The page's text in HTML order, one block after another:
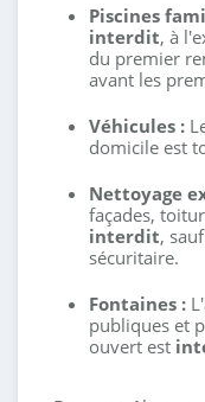
Piscines
interdit, à
du premier
avant les
Véhicules :
domicile est
Nettoyage
façades,
interdit,
sécuritaire.
Fontaines :
publiques et
ouvert est